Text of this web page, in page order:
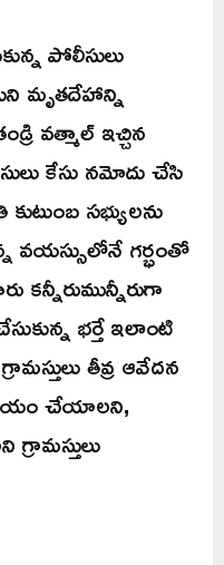
పోలీసులు
మృతదేహాన్ని
వత్మాల్ ఇచ్చిన
కేసు నమోదు చేసి
సభ్యులను
వయస్సులోనే గర్భంతో
కన్నీరుమున్నీరుగా
భర్తే ఇలాంటి
తీవ్ర ఆవేదన
న్యాయం చేయాలని,